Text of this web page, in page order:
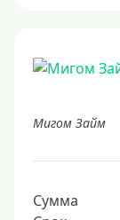
Мигом Займ
Сумма